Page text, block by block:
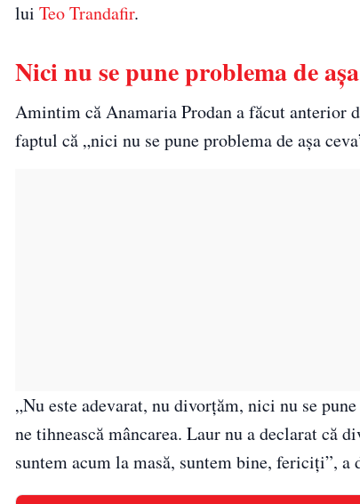
lui Teo Trandafir.
Nici nu se pune problema de
Amintim că Anamaria Prodan a făcut anterior
faptul că „nici nu se pune problema de așa
„Nu este adevarat, nu divorțăm, nici nu se
ne tihnească mâncarea. Laur nu a declarat că
suntem acum la masă, suntem bine, fericiți”, a